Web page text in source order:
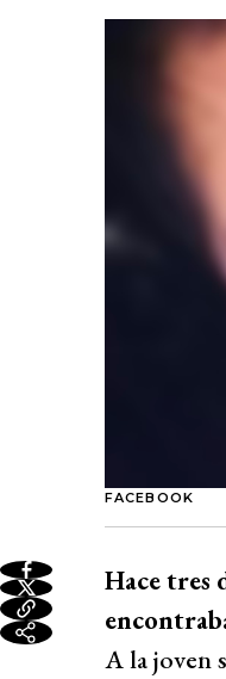
FACEBOOK
Hace tres
A la joven